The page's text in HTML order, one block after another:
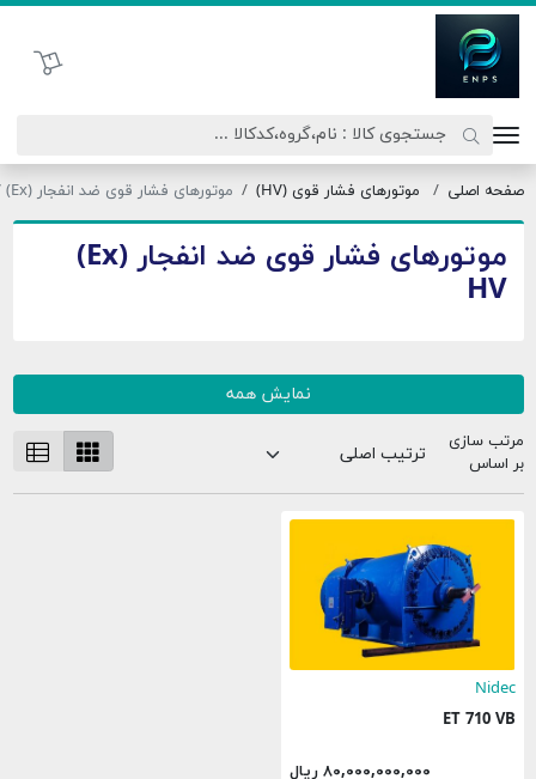
سبد خرید
اصلی موتورهای فشار قوی (HV) موتورهای فشار قوی ضد انفجار (Ex) HV
موتورهای فشار قوی ضد انفجار (Ex)
HV
نمایش همه
سازی
اساس
Nidec
ET 710 VB
۸۰,۰۰۰,۰۰۰,۰۰۰ ریال